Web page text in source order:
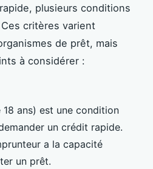
plusieurs conditions
critères varient
de prêt, mais
à considérer :
ans) est une condition
un crédit rapide.
a la capacité
un prêt.